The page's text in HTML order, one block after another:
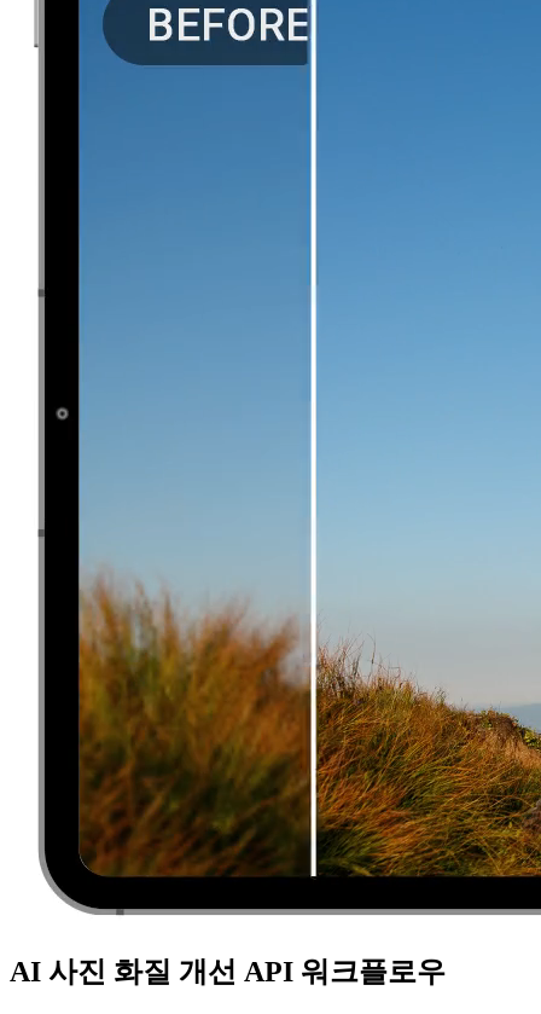
AI 사진 화질 개선 API 워크플로우